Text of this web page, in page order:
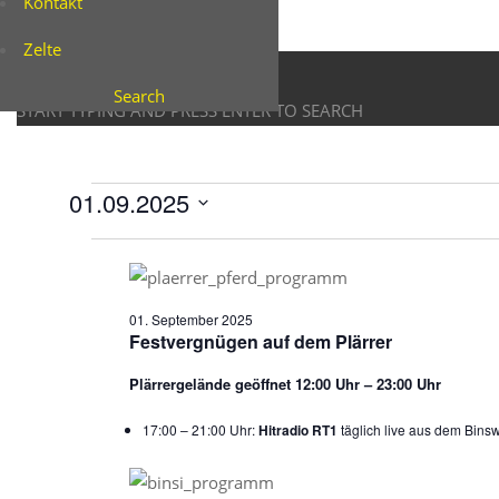
START TYPING AND PRESS ENTER TO SEARCH
Zelte
Search
FÜR
01.
SEPTEMBER
01.09.2025
Datum
Festvergnügen auf dem Plärrer
01. September 2025
Plärrergelände geöffnet 12:00 Uhr – 23:00 Uhr
17:00 – 21:00 Uhr:Hitradio RT1 täglich live aus dem